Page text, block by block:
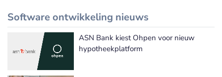
Software ontwikkeling nieuws
Meer Software ontwikkeling nieuws
ASN Bank kiest Ohpen voor nieuw
hypotheekplatform